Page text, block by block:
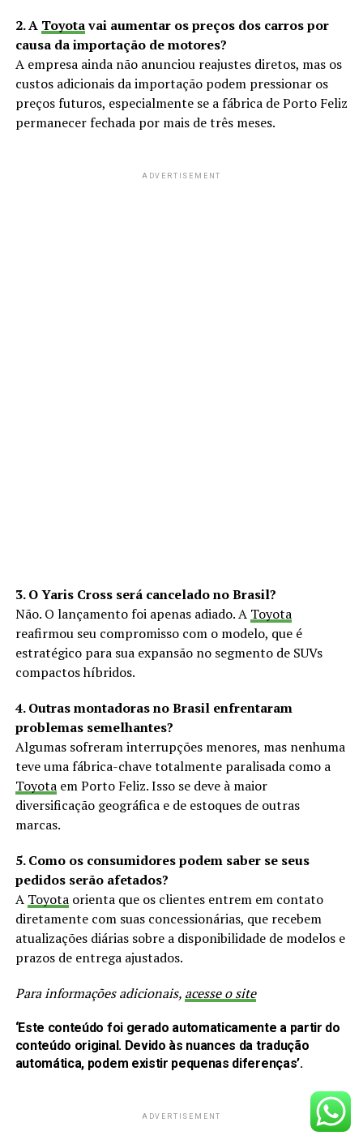
2. A Toyotavai aumentar os preços dos carros por
causa da importação de motores?
A empresa ainda não anunciou reajustes diretos, mas os
custos adicionais da importação podem pressionar os
preços futuros, especialmente se a fábrica de Porto Feliz
permanecer fechada por mais de três meses.
ADVERTISEMENT
3. O Yaris Cross será cancelado no Brasil?
Não. O lançamento foi apenas adiado. A Toyota
reafirmou seu compromisso com o modelo, que é
estratégico para sua expansão no segmento de SUVs
compactos híbridos.
4. Outras montadoras no Brasil enfrentaram
problemas semelhantes?
Algumas sofreram interrupções menores, mas nenhuma
teve uma fábrica-chave totalmente paralisada como a
Toyotaem Porto Feliz. Isso se deve à maior
diversificação geográfica e de estoques de outras
marcas.
5. Como os consumidores podem saber se seus
pedidos serão afetados?
A Toyotaorienta que os clientes entrem em contato
diretamente com suas concessionárias, que recebem
atualizações diárias sobre a disponibilidade de modelos e
prazos de entrega ajustados.
Para informações adicionais, acesse o site
‘Este conteúdo foi gerado automaticamente a partir do
conteúdo original. Devido às nuances da tradução
automática, podem existir pequenas diferenças’.
ADVERTISEMENT